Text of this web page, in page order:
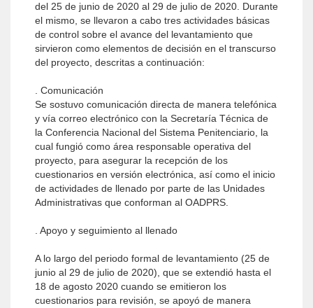
del 25 de junio de 2020 al 29 de julio de 2020. Durante
el mismo, se llevaron a cabo tres actividades básicas
de control sobre el avance del levantamiento que
sirvieron como elementos de decisión en el transcurso
del proyecto, descritas a continuación:
. Comunicación
Se sostuvo comunicación directa de manera telefónica
y vía correo electrónico con la Secretaría Técnica de
la Conferencia Nacional del Sistema Penitenciario, la
cual fungió como área responsable operativa del
proyecto, para asegurar la recepción de los
cuestionarios en versión electrónica, así como el inicio
de actividades de llenado por parte de las Unidades
Administrativas que conforman al OADPRS.
. Apoyo y seguimiento al llenado
A lo largo del periodo formal de levantamiento (25 de
junio al 29 de julio de 2020), que se extendió hasta el
18 de agosto 2020 cuando se emitieron los
cuestionarios para revisión, se apoyó de manera